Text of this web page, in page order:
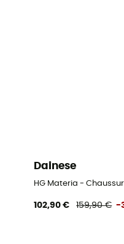
Dainese
HG Materia -
102,90 € 159,90 € -